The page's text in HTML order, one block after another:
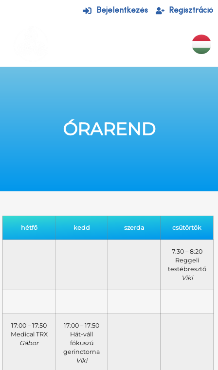
Bejelentkezés Regisztráció
ÓRAREND
hétfő kedd szerda csütörtök
7:30 – 8:20
Reggeli
testébresztő
Viki
17:00 – 17:50
Medical TRX
Gábor
17:00 – 17:50
Hát-váll
fókuszú
gerinctorna
Viki